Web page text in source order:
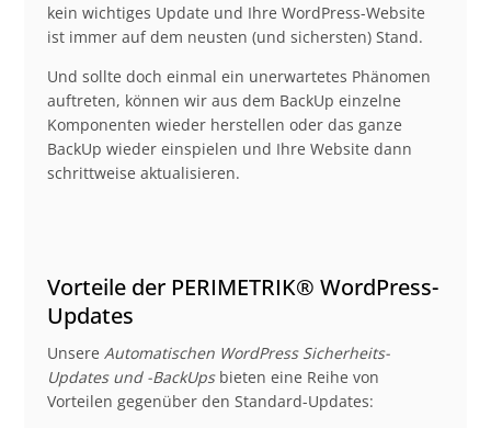
kein wichtiges Update und Ihre WordPress-Website
ist immer auf dem neusten (und sichersten) Stand.
Und sollte doch einmal ein unerwartetes Phänomen
auftreten, können wir aus dem BackUp einzelne
Komponenten wieder herstellen oder das ganze
BackUp wieder einspielen und Ihre Website dann
schrittweise aktualisieren.
Vorteile der PERIMETRIK® WordPress-
Updates
Unsere Automatischen WordPress Sicherheits-
Updates und -BackUpsbieten eine Reihe von
Vorteilen gegenüber den Standard-Updates: